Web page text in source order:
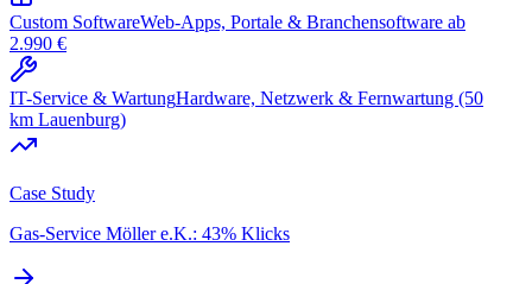
Custom SoftwareWeb-Apps, Portale & Branchensoftware ab
2.990 €
IT-Service & WartungHardware, Netzwerk & Fernwartung (50
km Lauenburg)
Case Study
Gas-Service Möller e.K.: 43% Klicks